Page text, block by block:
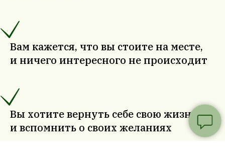
Вам кажется, что вы стоите на месте,
и ничего интересного не происходит
Вы хотите вернуть себе свою жизнь
и вспомнить о своих желаниях